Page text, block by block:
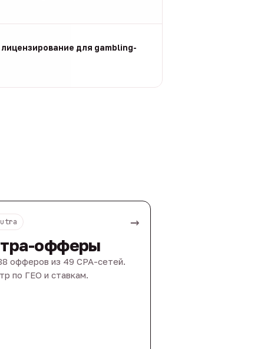
для gambling-
→
офферы
офферов из 49 CPA-сетей.
по ГЕО и ставкам.